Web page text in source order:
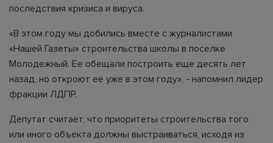
последствия кризиса и вируса.
«В этом году мы добились вместе с журналистами
«Нашей Газеты» строительства школы в поселке
Молодежный. Ее обещали построить еще десять лет
назад, но откроют ее уже в этом году», - напомнил лидер
фракции ЛДПР.
Депутат считает, что приоритеты строительства того
или иного объекта должны выстраиваться, исходя из